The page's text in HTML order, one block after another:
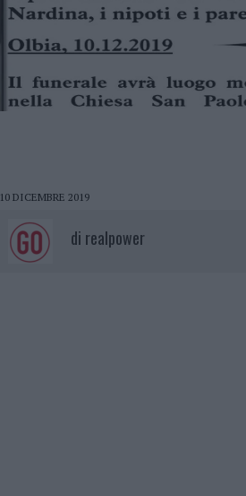
10 DICEMBRE 2019
di realpower